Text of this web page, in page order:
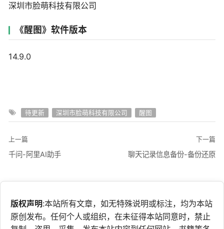
深圳市脸萌科技有限公司
《醒图》软件版本
14.9.0
待更新 深圳市脸萌科技有限公司 醒图
上一篇
千问-阿里AI助手
下一篇
聊天记录信息备份-备份还原
版权声明:本站所有文章，如无特殊说明或标注，均为本站
原创发布。任何个人或组织，在未征得本站同意时，禁止